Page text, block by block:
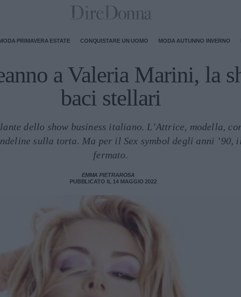
PRIMAVERA ESTATE CONQUISTARE UN UOMO MODA AUTUNNO INVERNO
a Valeria Marini, la
baci stellari
dello show business italiano. L’Attrice, modella,
sulla torta. Ma per il Sex symbol degli anni ’90,
fermato.
EMMA PIETRAROSA
PUBBLICATO IL 14 MAGGIO 2022